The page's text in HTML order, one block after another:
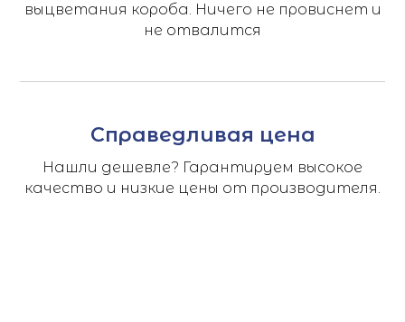
выцветания короба. Ничего не провиснет и
не отвалится
Справедливая цена
Нашли дешевле? Гарантируем высокое
качество и низкие цены от производителя.